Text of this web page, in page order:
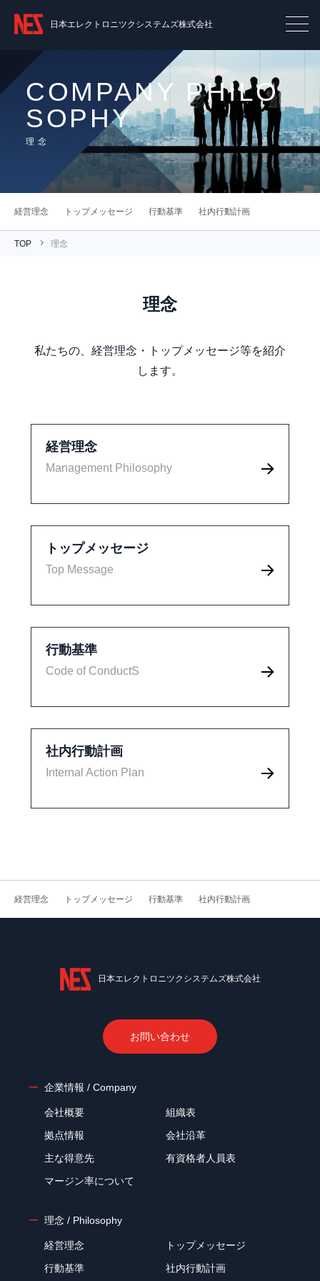
日本エレクトロニツクシステムズ株式会社
COMPANY PHILO
SOPHY
理念
経営理念 トップメッセージ 行動基準 社内行動計画
TOP 理念
理念
私たちの、経営理念・トップメッセージ等を紹介
します。
経営理念
Management Philosophy
トップメッセージ
Top Message
行動基準
Code of ConductS
社内行動計画
Internal Action Plan
経営理念 トップメッセージ 行動基準 社内行動計画
日本エレクトロニツクシステムズ株式会社
お問い合わせ
企業情報 / Company
会社概要
組織表
拠点情報
会社沿革
主な得意先
有資格者人員表
マージン率について
理念 / Philosophy
経営理念
トップメッセージ
行動基準
社内行動計画